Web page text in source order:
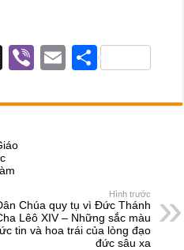
T
e
d
s
Vi
er
E
ail
S
ar
Hình trước
Chúa quy tụ vì Đức Thánh
Lêô XIV – Những sắc màu
tin và hoa trái của lòng đạo
đức sâu xa